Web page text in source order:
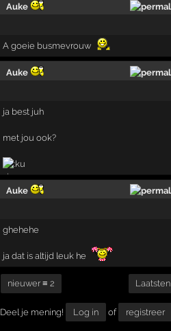
Auke
A goeie busmevrouw
Auke
ja best juh
met jou ook?
Auke
ghehehe
ja dat is altijd leuk he
nieuwer ≡ 2 Laatsten
Deel je mening! Log in of registreer